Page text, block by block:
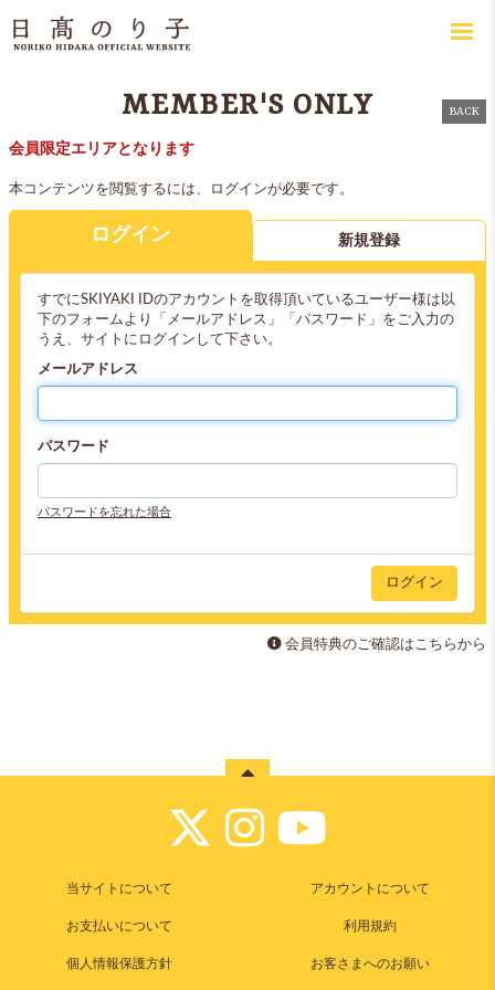
MEMBER'S ONLY BACK
会員限定エリアとなります
本コンテンツを閲覧するには、ログインが必要です。
ログイン 新規登録
すでにSKIYAKI IDのアカウントを取得頂いているユーザー様は以
下のフォームより「メールアドレス」「パスワード」をご入力の
うえ、サイトにログインして下さい。
メールアドレス
パスワード
パスワードを忘れた場合
会員特典のご確認はこちらから
当サイトについて アカウントについて
お支払いについて 利用規約
個人情報保護方針 お客さまへのお願い